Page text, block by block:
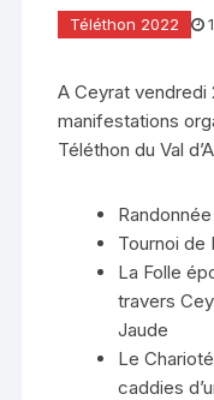
Téléthon 2022
A Ceyrat
manifestations
Téléthon du Val
Tournoi de
La Folle
travers
Jaude
Le
caddies